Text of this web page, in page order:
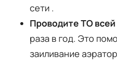
сети .
Проводите ТО
раза в год. Это
заиливание